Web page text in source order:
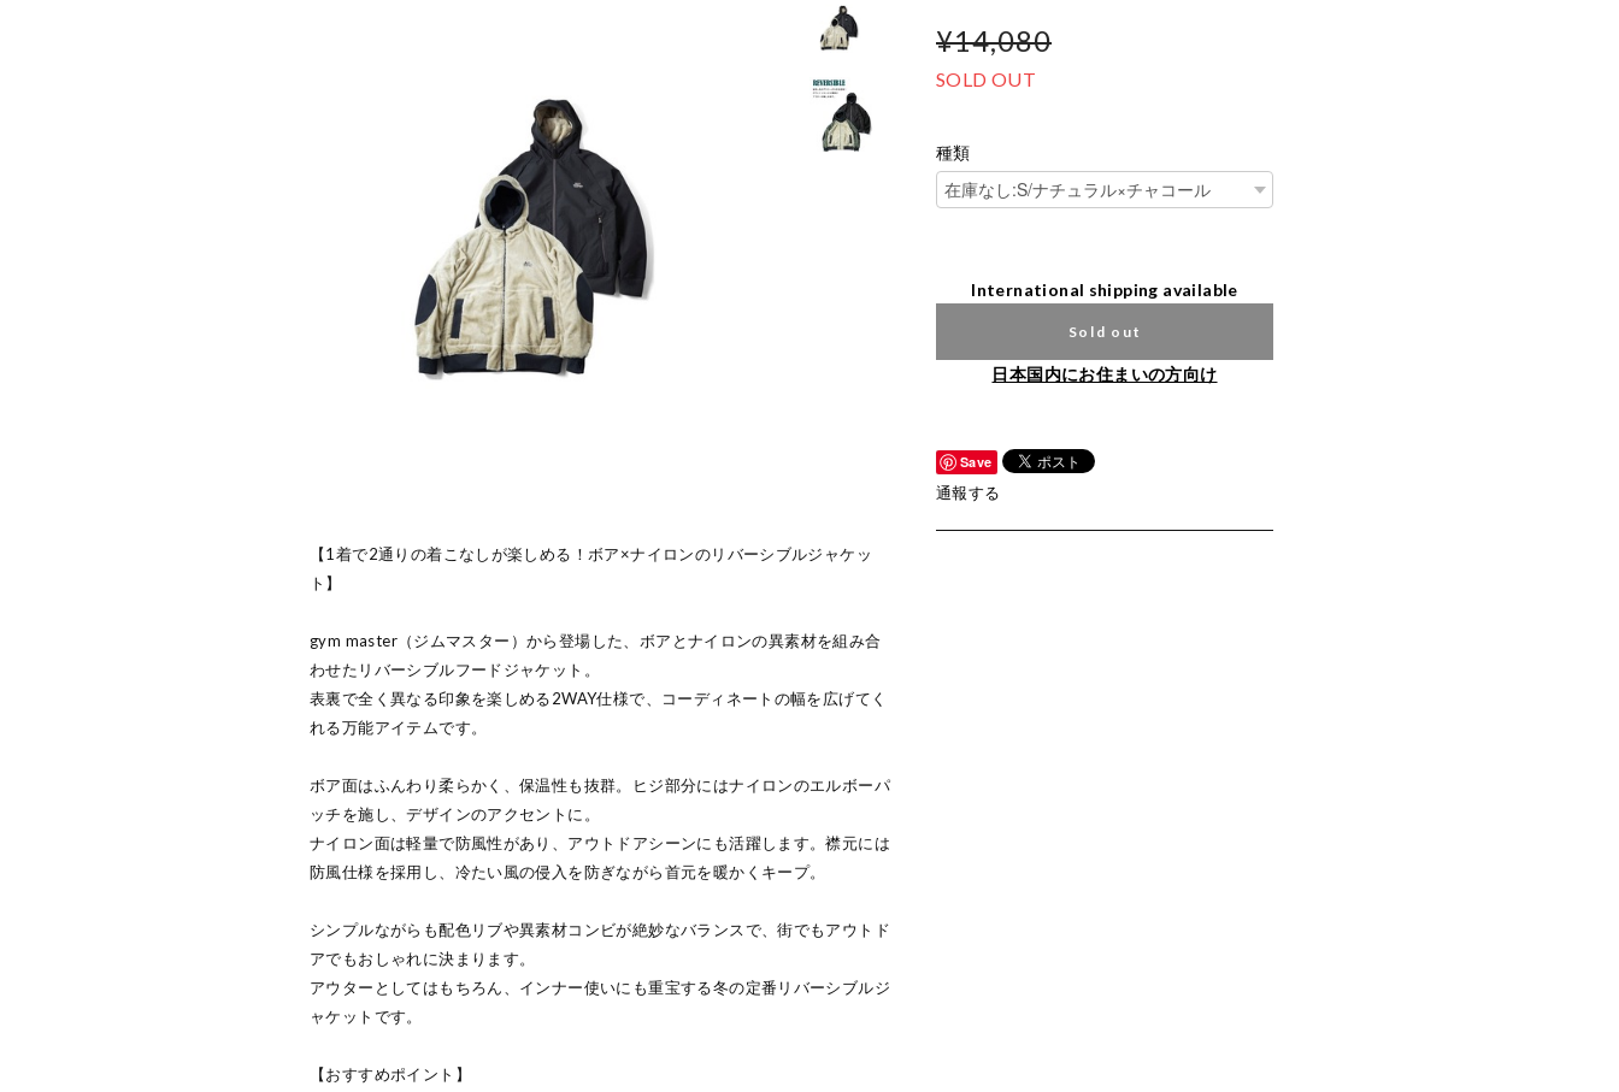
【1着で2通りの着こなしが楽しめる！ボア×ナイロンのリバーシブルジャケッ
ト】
gym master（ジムマスター）から登場した、ボアとナイロンの異素材を組み合
わせたリバーシブルフードジャケット。
表裏で全く異なる印象を楽しめる2WAY仕様で、コーディネートの幅を広げてく
れる万能アイテムです。
ボア面はふんわり柔らかく、保温性も抜群。ヒジ部分にはナイロンのエルボーパ
ッチを施し、デザインのアクセントに。
ナイロン面は軽量で防風性があり、アウトドアシーンにも活躍します。襟元には
防風仕様を採用し、冷たい風の侵入を防ぎながら首元を暖かくキープ。
シンプルながらも配色リブや異素材コンビが絶妙なバランスで、街でもアウトド
アでもおしゃれに決まります。
アウターとしてはもちろん、インナー使いにも重宝する冬の定番リバーシブルジ
ャケットです。
【おすすめポイント】
¥14,080
SOLD OUT
種類
International shipping available
Sold out
日本国内にお住まいの方向け
Save
通報する